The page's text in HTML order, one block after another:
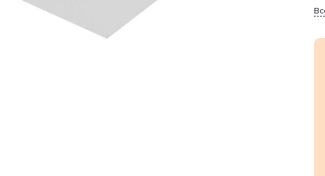
освещения 1 м2.
плафона прямоугольный. Направление плафонов изменяемое.
ламп 1 шт. Мощность одной лампы составляет 50 Вт. Общая
гарантия на товар 3 года.